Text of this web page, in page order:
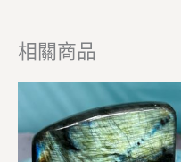
相關商品